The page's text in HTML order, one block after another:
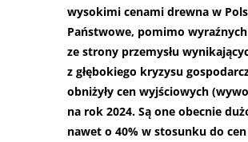
wysokimi cenami drewna w
Państwowe, pomimo
ze strony przemysłu
z głębokiego kryzysu
obniżyły cen wyjściowych
na rok 2024. Są one obecnie
nawet o 40% w stosunku do